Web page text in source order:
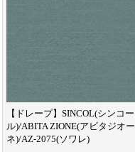
【ドレープ】SINCOL(シンコー
ル)/ABITA ZIONE(アビタジオー
ネ)/AZ-2075(ソワレ)